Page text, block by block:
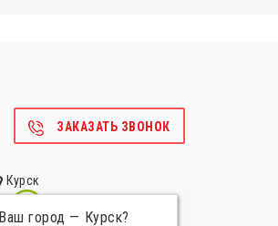
ЗАКАЗАТЬ ЗВОНОК
Курск
Ваш город — Курск?